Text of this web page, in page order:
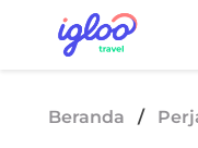
Skip to content
Igloo Blog
Beranda /